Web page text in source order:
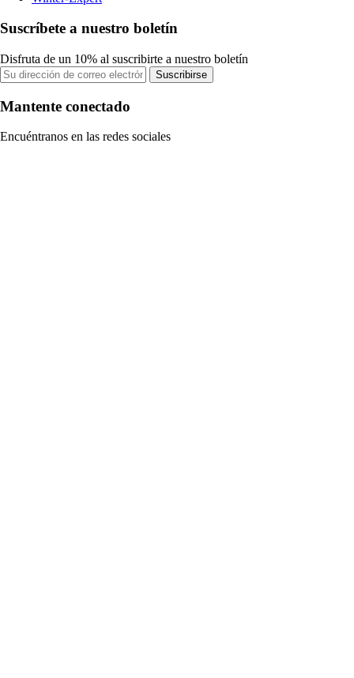
Suscríbete a nuestro boletín
Disfruta de un 10% al suscribirte a nuestro boletín
Suscribirse
Mantente conectado
Encuéntranos en las redes sociales